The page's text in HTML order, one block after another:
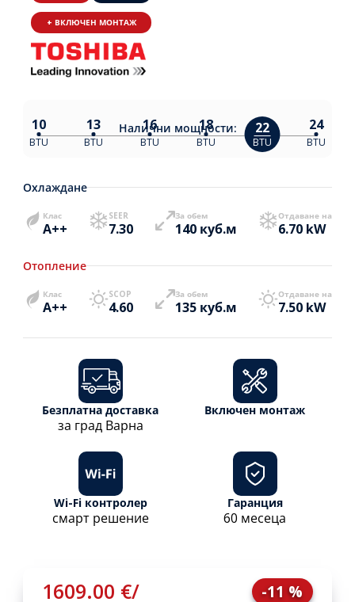
1609.00 €/
-11 %
+ ВКЛЮЧЕН МОНТАЖ
Налични мощности:
10
BTU
13
BTU
16
BTU
18
BTU
22
BTU
24
BTU
Охлаждане
Клас
A++
SEER
7.30
За обем
140 куб.м
Отдаване на
6.70 kW
Отопление
Клас
A++
SCOP
4.60
За обем
135 куб.м
Отдаване на
7.50 kW
Безплатна доставка
за град Варна
Включен монтаж
Wi-Fi контролер
смарт решение
Гаранция
60 месеца